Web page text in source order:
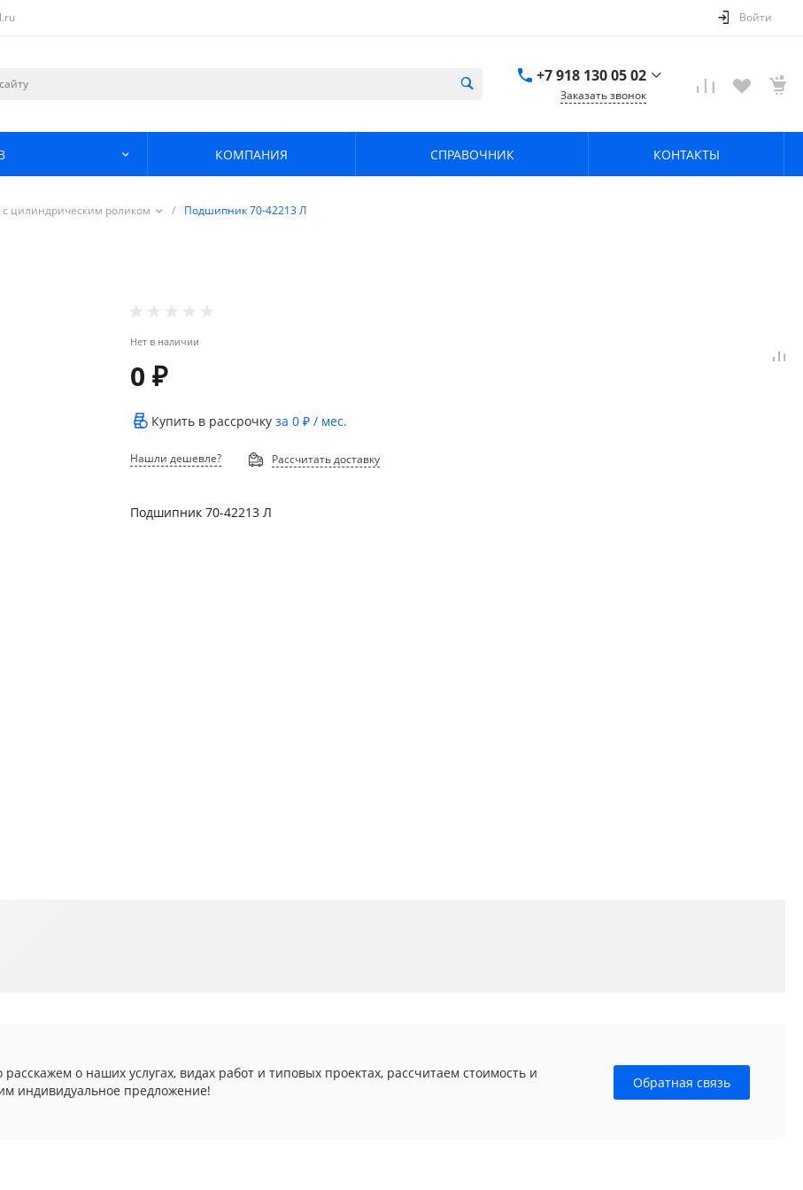
Войти
+7 918 130 05 02
Заказать звонок
КОМПАНИЯ СПРАВОЧНИК КОНТАКТЫ
цилиндрическим роликом / Подшипник 70-42213 Л
Нет в наличии
0 ₽
Купить в рассрочкуза0 ₽ / мес.
Нашли дешевле? Рассчитать доставку
Подшипник 70-42213 Л
расскажем о наших услугах, видах работ и типовых проектах, рассчитаем стоимость и
индивидуальное предложение!
Обратная связь